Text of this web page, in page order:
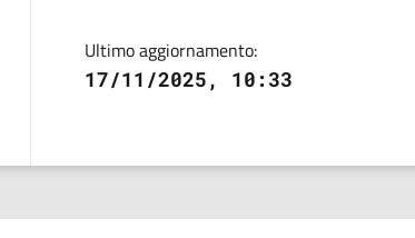
Ultimo aggiornamento:
17/11/2025, 10:33